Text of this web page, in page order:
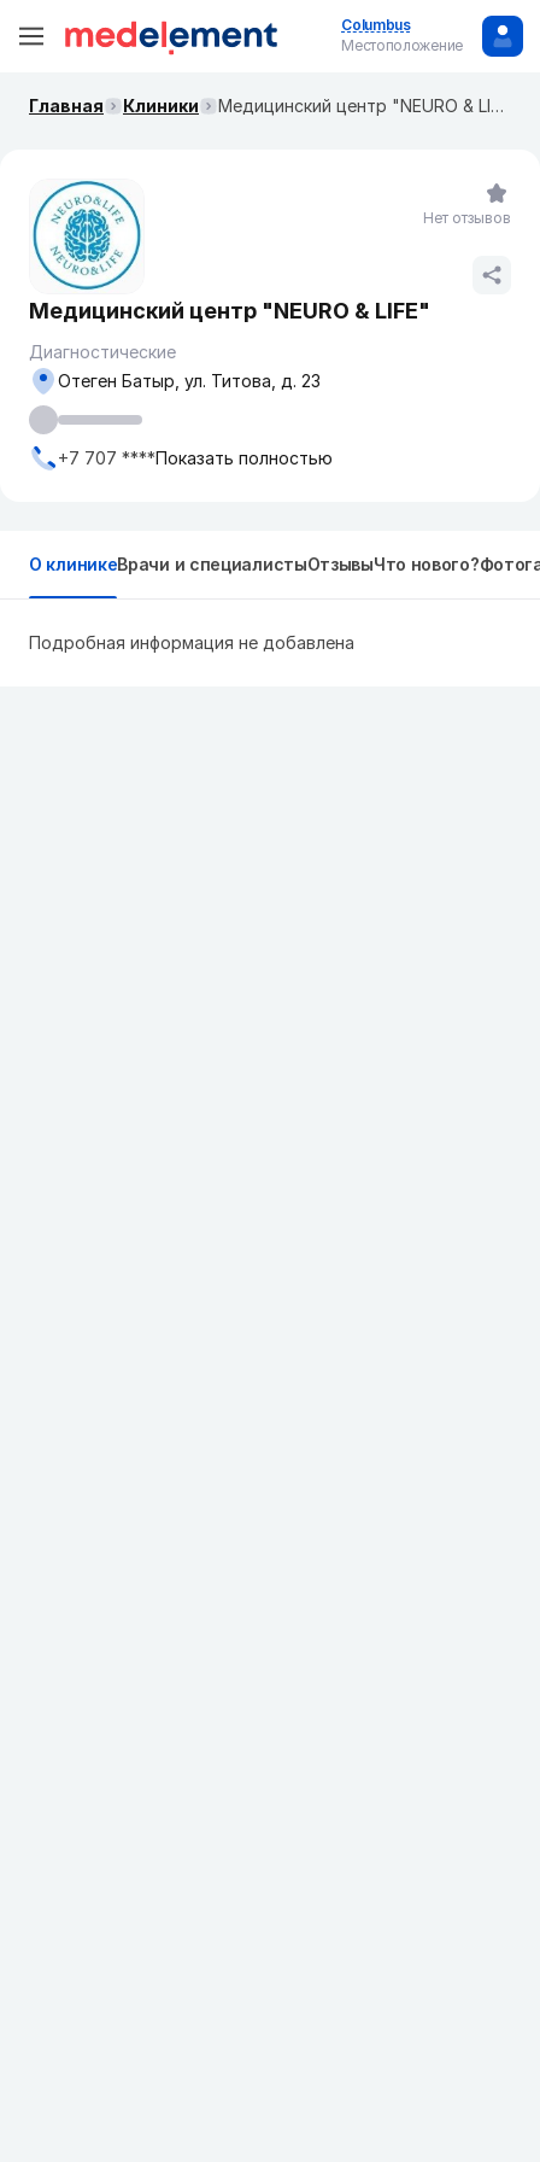
Columbus
Местоположение
Главная Клиники Медицинский центр "NEURO & LIFE"
Медицинский центр "NEURO & LIFE"
Диагностические
Отеген Батыр, ул. ​Титова, д. 23
+7 707 ****Показать полностью
Нет отзывов
О клиникеВрачи и специалистыОтзывыЧто нового?
Подробная информация не добавлена